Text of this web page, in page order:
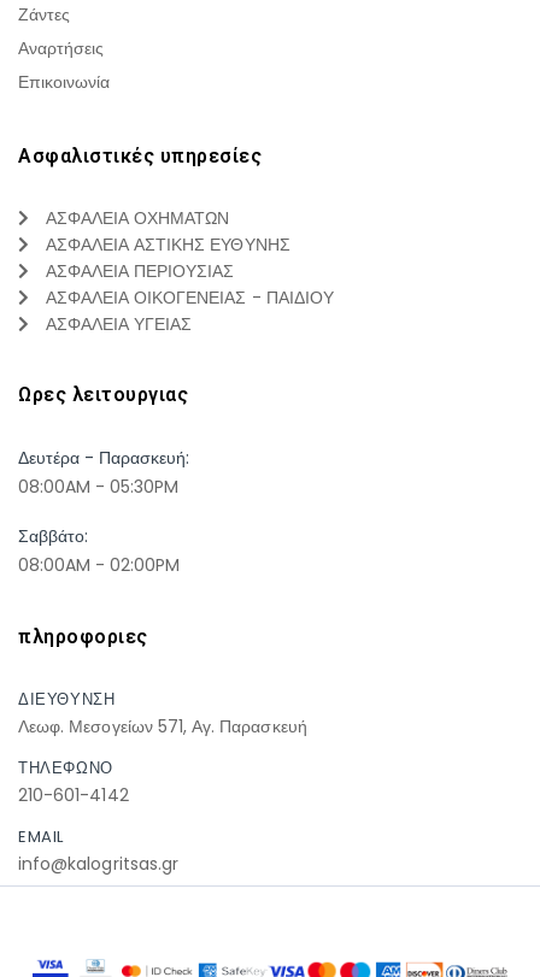
Ζάντες
Αναρτήσεις
Επικοινωνία
Ασφαλιστικές υπηρεσίες
ΑΣΦΑΛΕΙΑ ΟΧΗΜΑΤΩΝ
ΑΣΦΑΛΕΙΑ ΑΣΤΙΚΗΣ ΕΥΘΥΝΗΣ
ΑΣΦΑΛΕΙΑ ΠΕΡΙΟΥΣΙΑΣ
ΑΣΦΑΛΕΙΑ ΟΙΚΟΓΕΝΕΙΑΣ - ΠΑΙΔΙΟΥ
ΑΣΦΑΛΕΙΑ ΥΓΕΙΑΣ
Ωρες λειτουργιας
Δευτέρα - Παρασκευή:
08:00AM - 05:30PM
Σαββάτο:
08:00AM - 02:00PM
πληροφοριες
ΔΙΕΥΘΥΝΣΗ
Λεωφ. Μεσογείων 571, Αγ. Παρασκευή
ΤΗΛΕΦΩΝΟ
210-601-4142
EMAIL
info@kalogritsas.gr